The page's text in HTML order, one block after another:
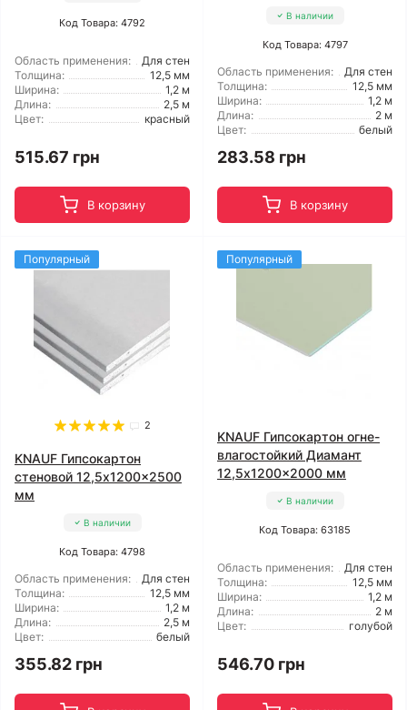
Код Товара: 4792
Область применения:
Для стен
Толщина:
12,5 мм
Ширина:
1,2 м
Длина:
2,5 м
Цвет:
красный
515.67 грн
В корзину
В наличии
Код Товара: 4797
Область применения:
Для стен
Толщина:
12,5 мм
Ширина:
1,2 м
Длина:
2 м
Цвет:
белый
283.58 грн
В корзину
Популярный
2
KNAUF Гипсокартон
стеновой 12,5x1200x2500
мм
В наличии
Код Товара: 4798
Область применения:
Для стен
Толщина:
12,5 мм
Ширина:
1,2 м
Длина:
2,5 м
Цвет:
белый
355.82 грн
Популярный
KNAUF Гипсокартон огне-
влагостойкий Диамант
12,5x1200x2000 мм
В наличии
Код Товара: 63185
Область применения:
Для стен
Толщина:
12,5 мм
Ширина:
1,2 м
Длина:
2 м
Цвет:
голубой
546.70 грн